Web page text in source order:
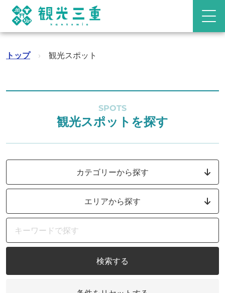
トップ › 観光スポット
SPOTS
観光スポットを探す
カテゴリーから探す
エリアから探す
検索する